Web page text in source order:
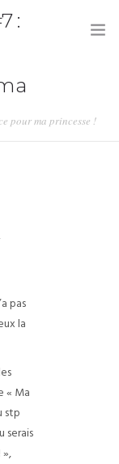
:
pour ma princesse !
pas
la
« Ma
stp
serais